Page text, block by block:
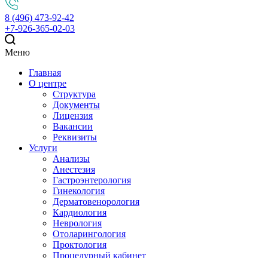
8 (496) 473-92-42
+7-926-365-02-03
Меню
Главная
О центре
Структура
Документы
Лицензия
Вакансии
Реквизиты
Услуги
Анализы
Анестезия
Гастроэнтерология
Гинекология
Дерматовенорология
Кардиология
Неврология
Отоларингология
Проктология
Процедурный кабинет